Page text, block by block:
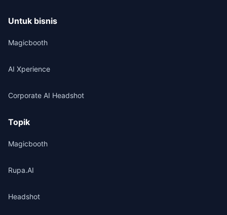
Untuk bisnis
Magicbooth
AI Xperience
Corporate AI Headshot
Topik
Magicbooth
Rupa.AI
Headshot